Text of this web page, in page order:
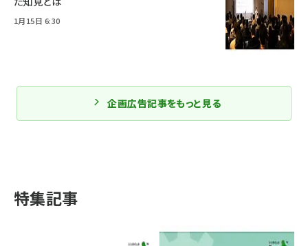
1月15日 6:30
企画広告記事をもっと見る
特集記事